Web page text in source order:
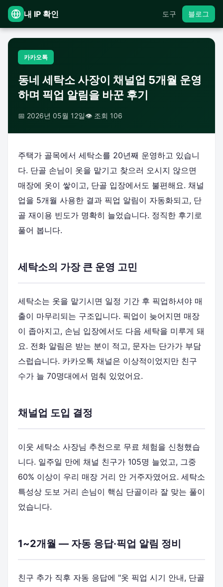
내 IP 확인 도구 블로그
카카오톡
동네 세탁소 사장이 채널업 5개월 운영
하며 픽업 알림을 바꾼 후기
📅 2026년 05월 12일👁️ 조회 106
주택가 골목에서 세탁소를 20년째 운영하고 있습니
다. 단골 손님이 옷을 맡기고 찾으러 오시지 않으면
매장에 옷이 쌓이고, 단골 입장에서도 불편해요. 채널
업을 5개월 사용한 결과 픽업 알림이 자동화되고, 단
골 재이용 빈도가 명확히 늘었습니다. 정직한 후기로
풀어 봅니다.
세탁소의 가장 큰 운영 고민
세탁소는 옷을 맡기시면 일정 기간 후 픽업하셔야 매
출이 마무리되는 구조입니다. 픽업이 늦어지면 매장
이 좁아지고, 손님 입장에서도 다음 세탁을 미루게 돼
요. 전화 알림은 받는 분이 적고, 문자는 단가가 부담
스럽습니다. 카카오톡 채널은 이상적이었지만 친구
수가 늘 70명대에서 멈춰 있었어요.
채널업 도입 결정
이웃 세탁소 사장님 추천으로 무료 체험을 신청했습
니다. 일주일 만에 채널 친구가 105명 늘었고, 그중
60% 이상이 우리 매장 거리 안 거주자였어요. 세탁소
특성상 도보 거리 손님이 핵심 단골이라 잘 맞는 풀이
었습니다.
1~2개월 — 자동 응답·픽업 알림 정비
친구 추가 직후 자동 응답에 "옷 픽업 시기 안내, 단골